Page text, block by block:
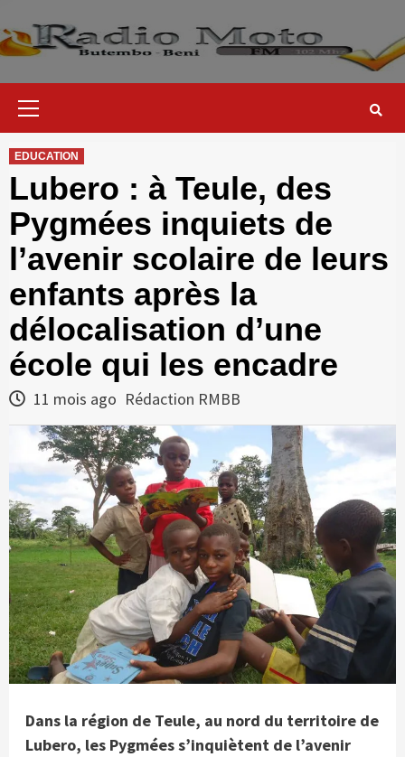
to
content
EDUCATION
Lubero : à Teule, des
Pygmées inquiets de
l’avenir scolaire de leurs
enfants après la
délocalisation d’une
école qui les encadre
11 mois ago Rédaction RMBB
Dans la région de Teule, au nord du territoire de
Lubero, les Pygmées s’inquiètent de l’avenir